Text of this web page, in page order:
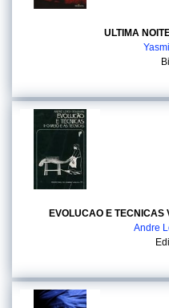
ULTIMA
EVOLUCAO E TECNICAS
Andre